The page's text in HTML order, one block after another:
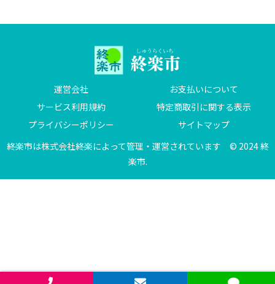
運営会社
お支払いについて
サービス利用規約
特定商取引に関する表示
プライバシーポリシー
サイトマップ
終楽市は株式会社終楽によって管理・運営されています © 2024 終
楽市.